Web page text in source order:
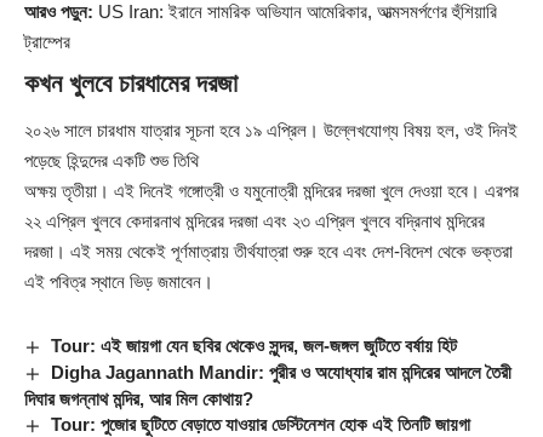
আরও পড়ুন: US Iran: ইরানে সামরিক অভিযান আমেরিকার, আত্মসমর্পণের হুঁশিয়ারি
ট্রাম্পের
কখন খুলবে চারধামের দরজা
২০২৬ সালে চারধাম যাত্রার সূচনা হবে ১৯ এপ্রিল। উল্লেখযোগ্য বিষয় হল, ওই দিনই
পড়েছে হিন্দুদের একটি শুভ তিথি
অক্ষয় তৃতীয়া। এই দিনেই গঙ্গোত্রী ও যমুনোত্রী মন্দিরের দরজা খুলে দেওয়া হবে। এরপর
২২ এপ্রিল খুলবে কেদারনাথ মন্দিরের দরজা এবং ২৩ এপ্রিল খুলবে বদ্রিনাথ মন্দিরের
দরজা। এই সময় থেকেই পূর্ণমাত্রায় তীর্থযাত্রা শুরু হবে এবং দেশ-বিদেশ থেকে ভক্তরা
এই পবিত্র স্থানে ভিড় জমাবেন।
Tour: এই জায়গা যেন ছবির থেকেও সুন্দর, জল-জঙ্গল জুটিতে বর্ষায় হিট
Digha Jagannath Mandir: পুরীর ও অযোধ্যার রাম মন্দিরের আদলে তৈরী
দিঘার জগন্নাথ মন্দির, আর মিল কোথায়?
Tour: পুজোর ছুটিতে বেড়াতে যাওয়ার ডেস্টিনেশন হোক এই তিনটি জায়গা